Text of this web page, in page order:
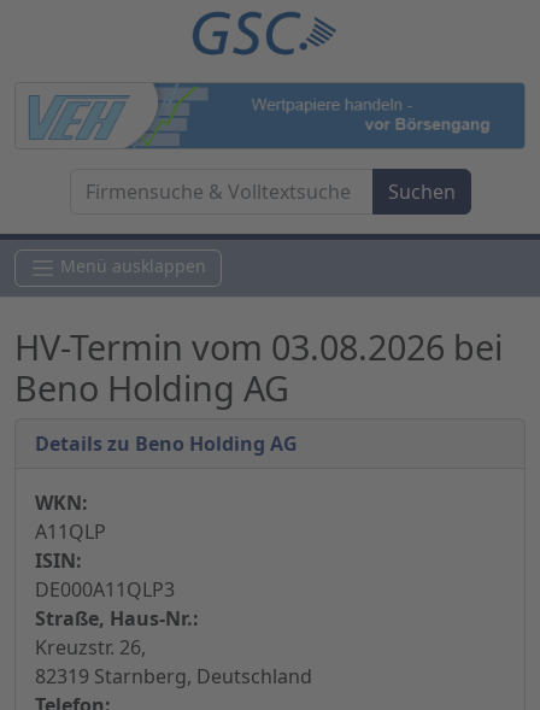
Menü ausklappen
HV-Termin vom 03.08.2026 bei
Beno Holding AG
Details zu Beno Holding AG
WKN:
A11QLP
ISIN:
DE000A11QLP3
Straße, Haus-Nr.:
Kreuzstr. 26,
82319 Starnberg, Deutschland